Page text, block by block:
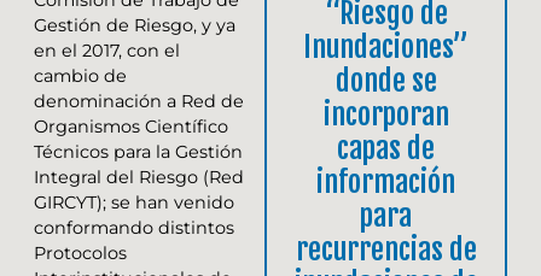
“Riesgo de
Inundaciones”
donde se
incorporan
capas de
información
para
recurrencias de
Gestión de Riesgo, y ya
en el 2017, con el
cambio de
denominación a Red de
Organismos Científico
Técnicos para la Gestión
Integral del Riesgo (Red
GIRCYT); se han venido
conformando distintos
Protocolos